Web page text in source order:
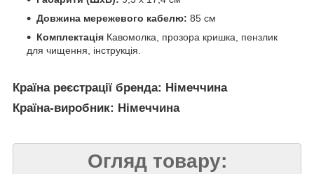
Довжина мережевого кабелю: 85 см
Комплектація Кавомолка, прозора кришка, пензлик
для чищення, інструкція.
Країна реєстрації бренда: Німеччина
Країна-виробник: Німеччина
Огляд товару: